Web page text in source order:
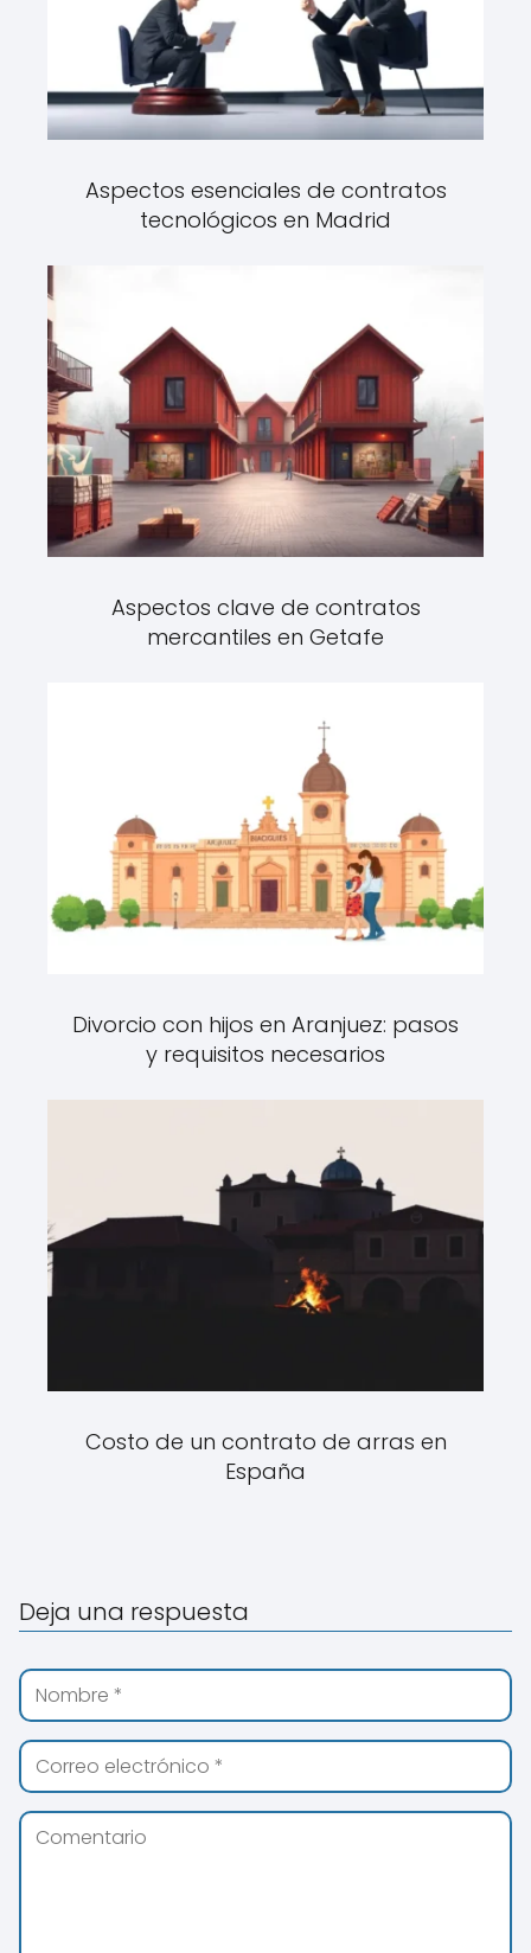
Aspectos esenciales de contratos
tecnológicos en Madrid
Aspectos clave de contratos
mercantiles en Getafe
Divorcio con hijos en Aranjuez: pasos
y requisitos necesarios
Costo de un contrato de arras en
España
Deja una respuesta